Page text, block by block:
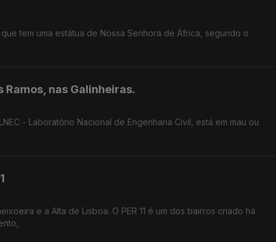
tem uma estátua de Nossa Senhora de África, segundo o
Ramos, nas Galinheiras.
- Laboratório Nacional de Engenharia Civil, está em mau ou
e a Alta de Lisboa. O PER 11 é um dos bairros criado há